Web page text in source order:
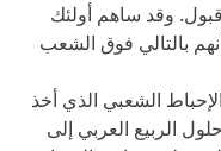
وقد ساهم أولئك
بالتالي فوق الشعب
الشعبي الذي أخذ
الربيع العربي إلى